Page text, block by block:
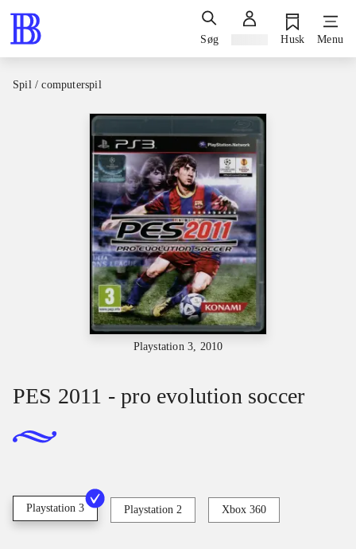
Søg Husk Menu
Spil / computerspil
Playstation 3, 2010
PES 2011 - pro evolution soccer
Playstation 3 Playstation 2 Xbox 360